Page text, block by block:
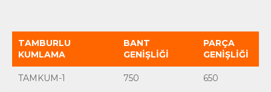
TAMBURLU
KUMLAMA
BANT
GENİŞLİĞİ
PARÇA
GENİŞLİĞİ
TAMKUM-1 750 650